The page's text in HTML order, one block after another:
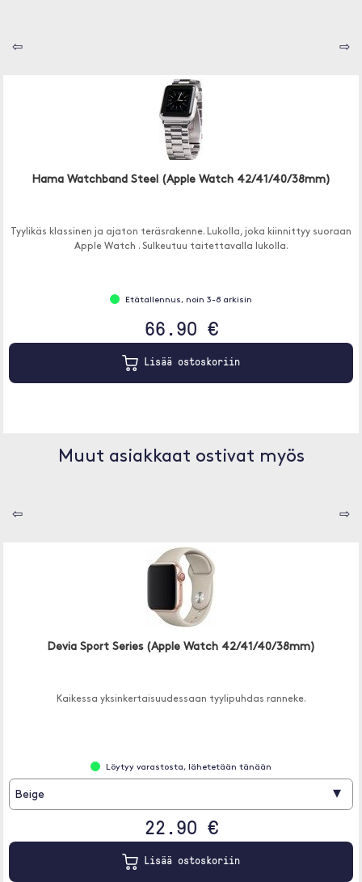
⇦ ⇨
Hama Watchband Steel (Apple Watch 42/41/40/38mm)
Tyylikäs klassinen ja ajaton teräsrakenne. Lukolla, joka kiinnittyy suoraan
Apple Watch . Sulkeutuu taitettavalla lukolla.
Etätallennus, noin 3-8 arkisin
66.90 €
Lisää ostoskoriin
Muut asiakkaat ostivat myös
⇦ ⇨
Devia Sport Series (Apple Watch 42/41/40/38mm)
Kaikessa yksinkertaisuudessaan tyylipuhdas ranneke.
Löytyy varastosta, lähetetään tänään
Beige ▾
22.90 €
Lisää ostoskoriin